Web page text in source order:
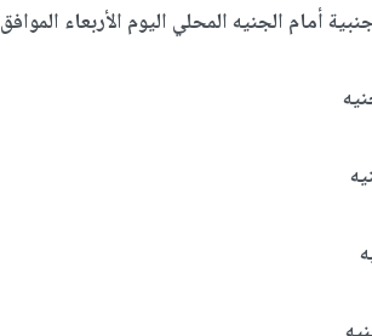
المحلي اليوم الأربعاء الموافق2-9-2020 فى البنوك المصرية: